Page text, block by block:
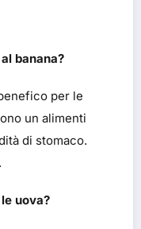
banana?
per le
un alimenti
di stomaco.
uova?